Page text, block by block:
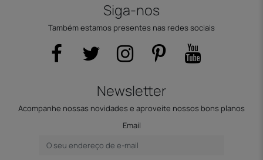
Siga-nos
Também estamos presentes nas redes sociais
Newsletter
Acompanhe nossas novidades e aproveite nossos bons planos
Email